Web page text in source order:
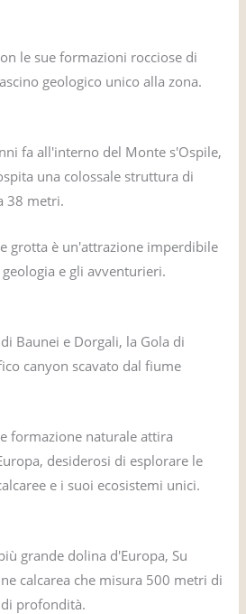
le sue formazioni rocciose di
geologico unico alla zona.
fa all'interno del Monte s'Ospile,
una colossale struttura di
38 metri.
grotta è un'attrazione imperdibile
e gli avventurieri.
Baunei e Dorgali, la Gola di
canyon scavato dal fiume
formazione naturale attira
desiderosi di esplorare le
e i suoi ecosistemi unici.
grande dolina d'Europa, Su
calcarea che misura 500 metri di
profondità.